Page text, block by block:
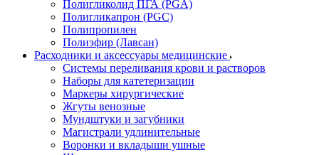
Полигликолид ПГА (PGA)
Полигликапрон (PGC)
Полипропилен
Полиэфир (Лавсан)
Расходники и аксессуары медицинские
Системы переливания крови и растворов
Наборы для катетеризации
Маркеры хирургические
Жгуты венозные
Мундштуки и загубники
Магистрали удлинительные
Воронки и вкладыши ушные